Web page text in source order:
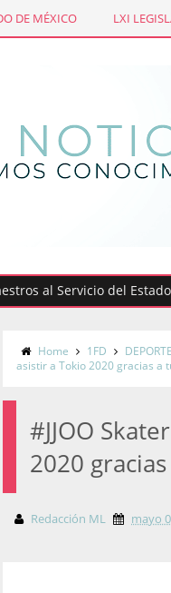
DE MÉXICO LXI
Servicio del Estado de
Home 1FD
asistir a Tokio 2020 gracias a
#JJOO
2020
Redacción ML mayo